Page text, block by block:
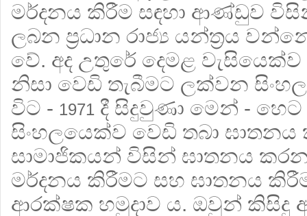
මර්දනය කිරීම සඳහා ආණ්ඩුව
ලබන ප්‍රධාන රාජ්‍ය යන්ත්‍රය
වේ. අද උතුරේ දෙමළ
නිසා වෙඩි තැබීමට ලක්වන
විට - 1971 දී සිදුවුණා මෙන් -
සිංහලයෙක්ව වෙඩි තබා
සාමාජිකයන් විසින් ඝාතනය
මර්දනය කිරීමට සහ ඝාතනය
ආරක්ෂක හමුදාව ය. ඔවුන් කිසිදු